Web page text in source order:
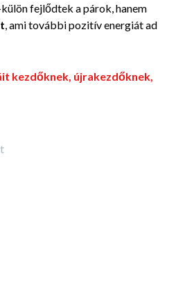
fejlődtek a párok, hanem
, ami további pozitív energiát ad
kezdőknek, újrakezdőknek,